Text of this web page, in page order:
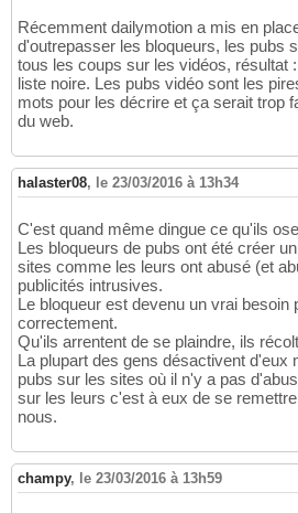
Récemment dailymotion a mis en
d'outrepasser les bloqueurs, les pubs
tous les coups sur les vidéos, résultat
liste noire. Les pubs vidéo sont les
mots pour les décrire et ça serait trop
du web.
halaster08, le 23/03/2016 à 13h34
C'est quand même dingue ce qu'ils
Les bloqueurs de pubs ont été créer
sites comme les leurs ont abusé (et
publicités intrusives.
Le bloqueur est devenu un vrai besoin
correctement.
Qu'ils arrentent de se plaindre, ils
La plupart des gens désactivent d'eux
pubs sur les sites où il n'y a pas
sur les leurs c'est à eux de se
nous.
champy, le 23/03/2016 à 13h59